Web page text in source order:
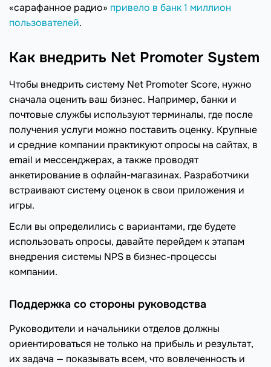
«сарафанное радио» привело в банк 1 миллион
пользователей.
Как внедрить Net Promoter System
Чтобы внедрить систему Net Promoter Score, нужно
сначала оценить ваш бизнес. Например, банки и
почтовые службы используют терминалы, где после
получения услуги можно поставить оценку. Крупные
и средние компании практикуют опросы на сайтах, в
email и мессенджерах, а также проводят
анкетирование в офлайн-магазинах. Разработчики
встраивают систему оценок в свои приложения и
игры.
Если вы определились с вариантами, где будете
использовать опросы, давайте перейдем к этапам
внедрения системы NPS в бизнес-процессы
компании.
Поддержка со стороны руководства
Руководители и начальники отделов должны
ориентироваться не только на прибыль и результат,
их задача — показывать всем, что вовлеченность и